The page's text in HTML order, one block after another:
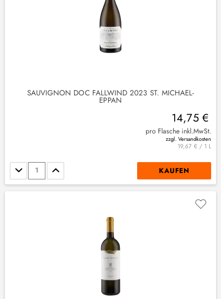
SAUVIGNON DOC FALLWIND 2023 ST. MICHAEL-
EPPAN
14,75 €
pro Flasche inkl.MwSt.
zzgl. Versandkosten
19,67 € / 1 L
Stückzahl KAUFEN